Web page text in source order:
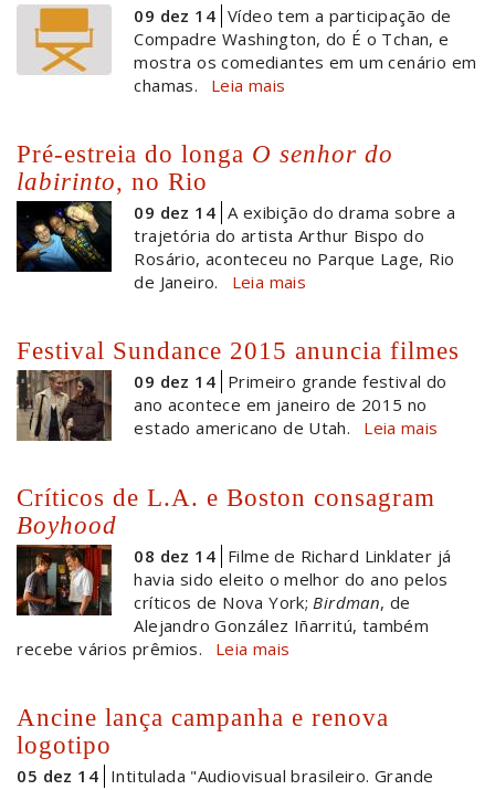
09 dez 14 Vídeo tem a participação de
Compadre Washington, do É o Tchan, e
mostra os comediantes em um cenário em
chamas.
Leia mais
Pré-estreia do longa O senhor do
labirinto, no Rio
09 dez 14 A exibição do drama sobre a
trajetória do artista Arthur Bispo do
Rosário, aconteceu no Parque Lage, Rio
de Janeiro.
Leia mais
Festival Sundance 2015 anuncia filmes
09 dez 14 Primeiro grande festival do
ano acontece em janeiro de 2015 no
estado americano de Utah.
Leia mais
Críticos de L.A. e Boston consagram
Boyhood
08 dez 14 Filme de Richard Linklater já
havia sido eleito o melhor do ano pelos
críticos de Nova York; Birdman, de
Alejandro González Iñarritú, também
recebe vários prêmios.
Leia mais
Ancine lança campanha e renova
logotipo
05 dez 14 Intitulada "Audiovisual brasileiro. Grande